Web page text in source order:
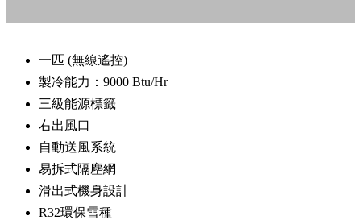
一匹 (無線遙控)
製冷能力：9000 Btu/Hr
三級能源標籤
右出風口
自動送風系統
易拆式隔塵網
滑出式機身設計
R32環保雪種